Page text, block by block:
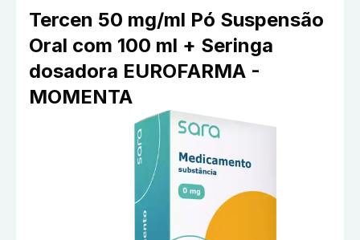
Tercen 50 mg/ml Pó Suspensão
Oral com 100 ml + Seringa
dosadora EUROFARMA -
MOMENTA